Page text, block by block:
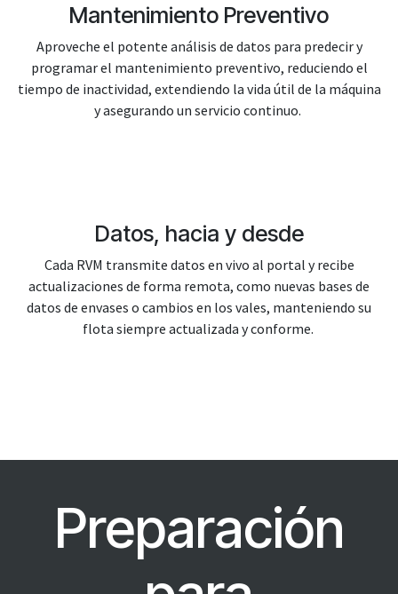
Mantenimiento Preventivo
Aproveche el potente análisis de datos para predecir y
programar el mantenimiento preventivo, reduciendo el
tiempo de inactividad, extendiendo la vida útil de la máquina
y asegurando un servicio continuo.
Datos, hacia y desde
Cada RVM transmite datos en vivo al portal y recibe
actualizaciones de forma remota, como nuevas bases de
datos de envases o cambios en los vales, manteniendo su
flota siempre actualizada y conforme.
Preparación